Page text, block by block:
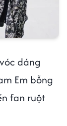
dáng
Em bỗng
fan ruột